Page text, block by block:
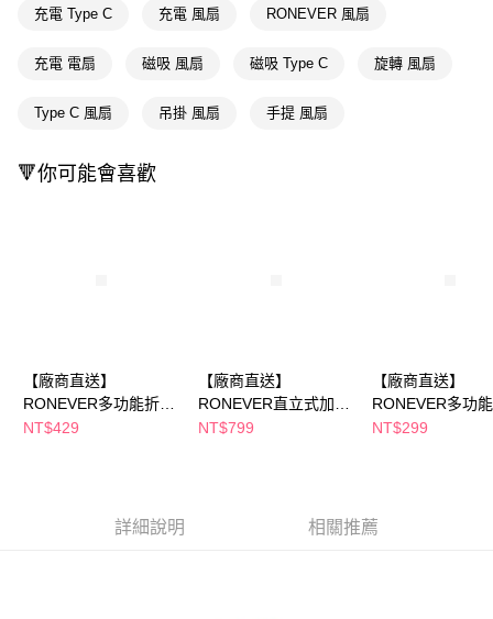
２．便利：只要手機號碼，簡訊認證，即可結帳。
【「AFTEE先享後付」結帳流程】
結帳頁面，進行簡訊認證並確認金額後，即可完成結帳。
ATM／網路銀行／等多元方式進行付款，方視為交易完成。
※ 請注意：結帳手續完成當下不需立刻繳費，但若您需要取消訂單，請聯絡
權轉讓予恩沛科技股份有限公司。
２．關於個人資料處理事宜，請瀏覽以下網址：
https://aftee.tw/terms/#terms3
時審查核予不同之上限額度；若仍有額度不足之情形，本公司將視審查結果
每筆NT$100，滿NT$590(含以上)免運費
充電 Type C 充電 風扇 RONEVER 風扇
充電 電扇 磁吸 風扇 磁吸 Type C 旋轉 風扇
Type C 風扇 吊掛 風扇 手提 風扇
🔻你可能會喜歡
【廠商直送】
RONEVER多功能折疊
風扇-多色任選
NT$429
【廠商直送】
RONEVER直立式加濕
風扇-多色任選
NT$799
【廠商直送】
RONEVER多功
風扇-多色任選
NT$299
詳細說明 相關推薦